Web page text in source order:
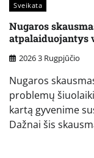
Sveikata
Nugaros
atpalaiduojantys
2026 3 Rugpjūčio
Nugaros
problemų
kartą gyvenime
Dažnai šis